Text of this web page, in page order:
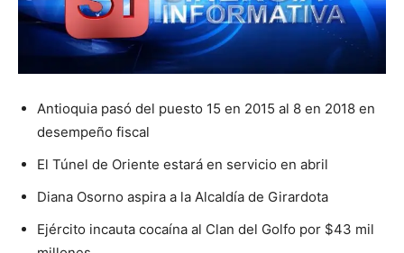
Antioquia pasó del puesto 15 en 2015 al 8 en 2018 en
desempeño fiscal
El Túnel de Oriente estará en servicio en abril
Diana Osorno aspira a la Alcaldía de Girardota
Ejército incauta cocaína al Clan del Golfo por $43 mil